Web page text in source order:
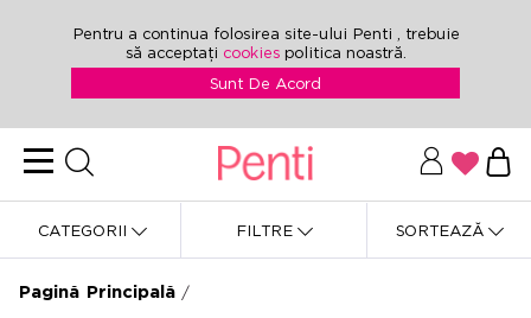
Pentru a continua folosirea site-ului Penti , trebuie
să acceptați cookies politica noastră.
Sunt De Acord
CATEGORII FILTRE SORTEAZĂ
Pagină Principală /